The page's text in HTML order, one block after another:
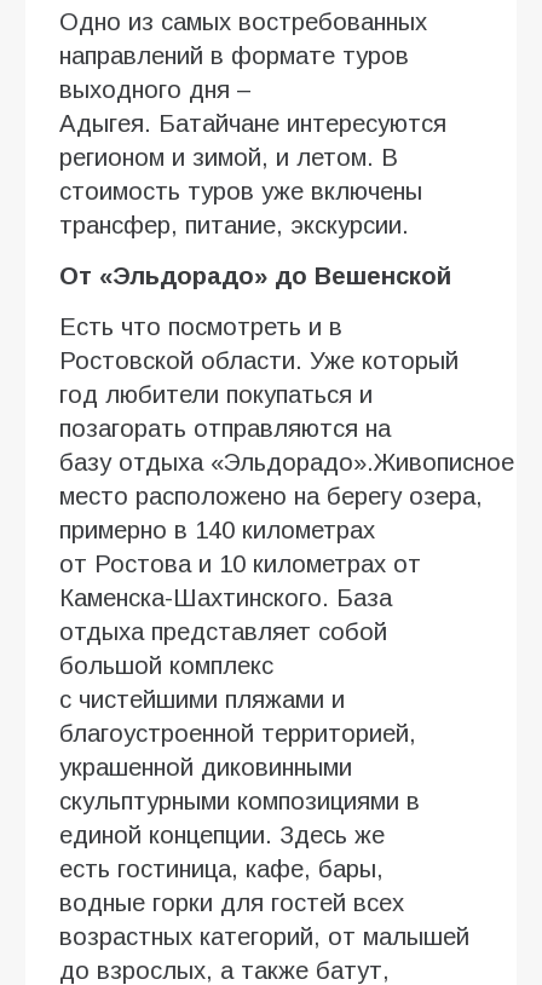
Одно из самых востребованных
направлений в формате туров
выходного дня –
Адыгея. Батайчане интересуются
регионом и зимой, и летом. В
стоимость туров уже включены
трансфер, питание, экскурсии.
От «Эльдорадо» до Вешенской
Есть что посмотреть и в
Ростовской области. Уже который
год любители покупаться и
позагорать отправляются на
базу отдыха «Эльдорадо».Живописное
место расположено на берегу озера,
примерно в 140 километрах
от Ростова и 10 километрах от
Каменска-Шахтинского. База
отдыха представляет собой
большой комплекс
с чистейшими пляжами и
благоустроенной территорией,
украшенной диковинными
скульптурными композициями в
единой концепции. Здесь же
есть гостиница, кафе, бары,
водные горки для гостей всех
возрастных категорий, от малышей
до взрослых, а также батут,